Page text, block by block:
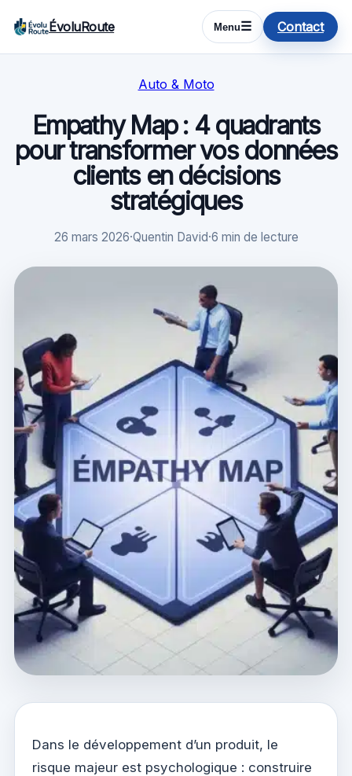
ÉvoluRoute Menu☰ Contact
Auto & Moto
Empathy Map : 4 quadrants
pour transformer vos données
clients en décisions
stratégiques
26 mars 2026·Quentin David·6 min de lecture
Dans le développement d’un produit, le
risque majeur est psychologique : construire